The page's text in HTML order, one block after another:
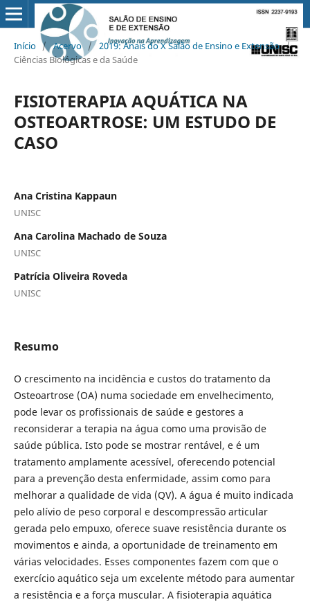
Início / Acervo / 2019: Anais do X Salão de Ensino e Extensão /
Ciências Biológicas e da Saúde
FISIOTERAPIA AQUÁTICA NA
OSTEOARTROSE: UM ESTUDO DE
CASO
Ana Cristina Kappaun
UNISC
Ana Carolina Machado de Souza
UNISC
Patrícia Oliveira Roveda
UNISC
Resumo
O crescimento na incidência e custos do tratamento da
Osteoartrose (OA) numa sociedade em envelhecimento,
pode levar os profissionais de saúde e gestores a
reconsiderar a terapia na água como uma provisão de
saúde pública. Isto pode se mostrar rentável, e é um
tratamento amplamente acessível, oferecendo potencial
para a prevenção desta enfermidade, assim como para
melhorar a qualidade de vida (QV). A água é muito indicada
pelo alívio de peso corporal e descompressão articular
gerada pelo empuxo, oferece suave resistência durante os
movimentos e ainda, a oportunidade de treinamento em
várias velocidades. Esses componentes fazem com que o
exercício aquático seja um excelente método para aumentar
a resistência e a força muscular. A fisioterapia aquática